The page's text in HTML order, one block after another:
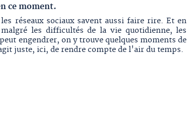
ce moment.
réseaux sociaux savent aussi faire rire. Et en
les difficultés de la vie quotidienne, les
engendrer, on y trouve quelques moments de
juste, ici, de rendre compte de l'air du temps.